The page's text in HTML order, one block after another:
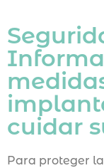
cuidar
Para proteger